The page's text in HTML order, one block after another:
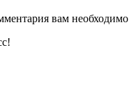
вам необходимо